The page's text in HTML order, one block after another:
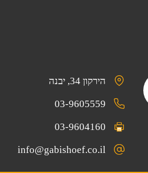
הירקון 34, יבנה
03-9605559
03-9604160
info@gabishoef.co.il